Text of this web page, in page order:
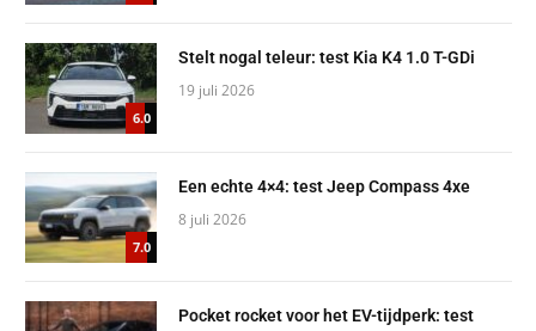
6.0
Stelt nogal teleur: test Kia K4 1.0 T-GDi
19 juli 2026
7.0
Een echte 4×4: test Jeep Compass 4xe
8 juli 2026
Pocket rocket voor het EV-tijdperk: test